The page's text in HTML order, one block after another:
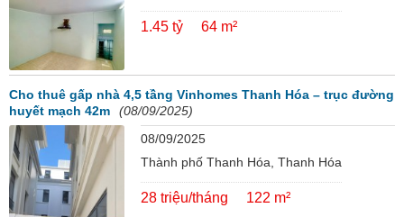
1.45 tỷ 64 m²
Cho thuê gấp nhà 4,5 tầng Vinhomes Thanh Hóa – trục đường
huyết mạch 42m
(08/09/2025)
08/09/2025
Thành phố Thanh Hóa, Thanh Hóa
28 triệu/tháng 122 m²